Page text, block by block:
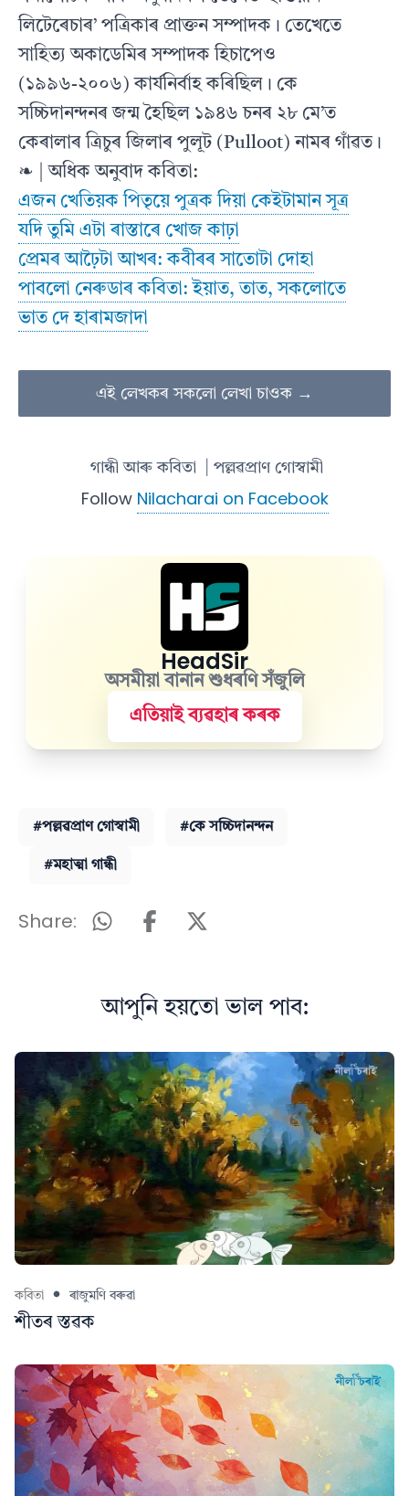
লিটেৰেচাৰ’ পত্ৰিকাৰ প্ৰাক্তন সম্পাদক। তেখেতে
সাহিত্য অকাডেমিৰ সম্পাদক হিচাপেও
(১৯৯৬-২০০৬) কাৰ্যনিৰ্বাহ কৰিছিল। কে
সচ্চিদানন্দনৰ জন্ম হৈছিল ১৯৪৬ চনৰ ২৮ মে’ত
কেৰালাৰ ত্ৰিচুৰ জিলাৰ পুলূট (Pulloot) নামৰ গাঁৱত।
❧ | অধিক অনুবাদ কবিতা:
এজন খেতিয়ক পিতৃয়ে পুত্ৰক দিয়া কেইটামান সূত্ৰ
যদি তুমি এটা ৰাস্তাৰে খোজ কাঢ়া
প্ৰেমৰ আঢ়ৈটা আখৰ: কবীৰৰ সাতোটা দোহা
পাবলো নেৰুডাৰ কবিতা: ইয়াত, তাত, সকলোতে
ভাত দে হাৰামজাদা
এই লেখকৰ সকলো লেখা চাওক →
গান্ধী আৰু কবিতা | পল্লৱপ্ৰাণ গোস্বামী
Follow Nilacharai on Facebook
HeadSir
অসমীয়া বানান শুধৰণি সঁজুলি
এতিয়াই ব্যৱহাৰ কৰক
#পল্লৱপ্ৰাণ গোস্বামী #কে সচ্চিদানন্দন
#মহাত্মা গান্ধী
Share:
আপুনি হয়তো ভাল পাব:
কবিতা ৰাজুমণি বৰুৱা
শীতৰ স্তৱক